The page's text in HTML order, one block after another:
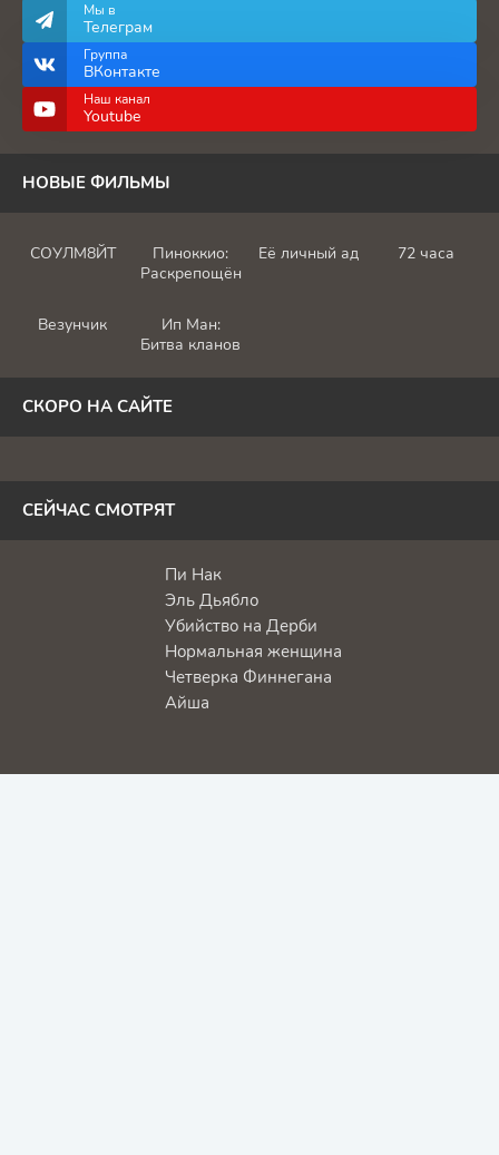
Мы в
Телеграм
Группа
ВКонтакте
Наш канал
Youtube
НОВЫЕ ФИЛЬМЫ
СОУЛМ8ЙТ
Пиноккио:
Раскрепощённый
Её личный ад 72 часа
Везунчик
Ип Ман:
Битва кланов
СКОРО НА САЙТЕ
СЕЙЧАС СМОТРЯТ
Пи Нак
Эль Дьябло
Убийство на Дерби
Нормальная женщина
Четверка Финнегана
Айша